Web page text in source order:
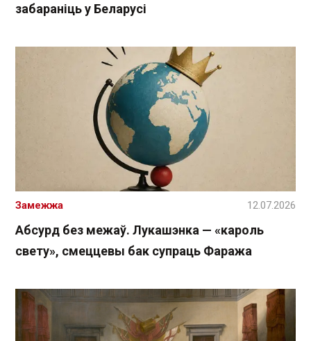
забараніць у Беларусі
Абсурд без межаў. Лукашэнка — «кароль
свету», смеццевы бак супраць Фаража
Замежжа 12.07.2026